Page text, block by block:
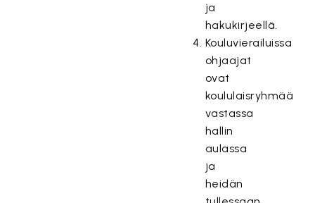
ja
hakukirjeellä.
Kouluvierailuissa
ohjaajat
ovat
koululaisryhmää
vastassa
hallin
aulassa
ja
heidän